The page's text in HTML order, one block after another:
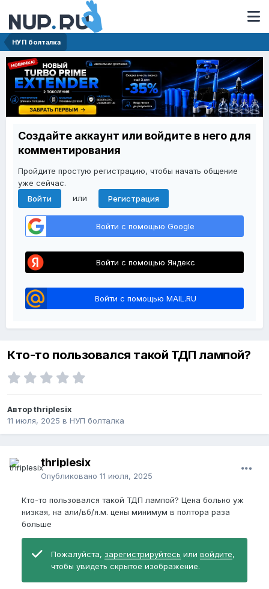
НУП болталка
Создайте аккаунт или войдите в него для
комментирования
Пройдите простую регистрацию, чтобы начать общение
уже сейчас.
Войти
или Регистрация
Войти с помощью Google
Войти с помощью Яндекс
Войти с помощью MAIL.RU
Кто-то пользовался такой ТДП лампой?
Автор thriplesix
11 июля, 2025 в НУП болталка
thriplesix
Опубликовано 11 июля, 2025
Кто-то пользовался такой ТДП лампой? Цена больно уж
низкая, на али/вб/я.м. цены минимум в полтора раза
больше
Пожалуйста, зарегистрируйтесь или войдите,
чтобы увидеть скрытое изображение.